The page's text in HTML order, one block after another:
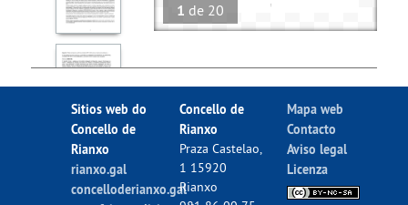
1 de 20
Sitios web do
Concello de
Rianxo
rianxo.gal
concelloderianxo.gal
Concello de
Rianxo
Praza Castelao,
1 15920
Rianxo
Mapa web
Contacto
Aviso legal
Licenza